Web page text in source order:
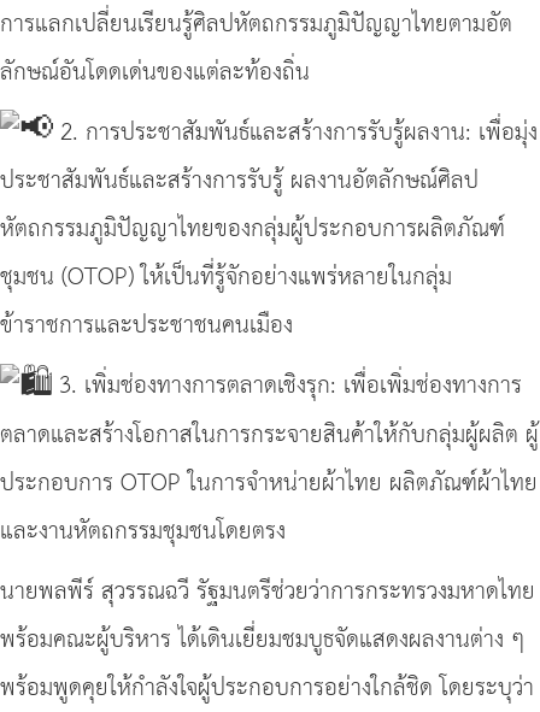
การแลกเปลี่ยนเรียนรู้ศิลปหัตถกรรมภูมิปัญญาไทยตามอัต
ลักษณ์อันโดดเด่นของแต่ละท้องถิ่น
2. การประชาสัมพันธ์และสร้างการรับรู้ผลงาน: เพื่อมุ่ง
ประชาสัมพันธ์และสร้างการรับรู้ ผลงานอัตลักษณ์ศิลป
หัตถกรรมภูมิปัญญาไทยของกลุ่มผู้ประกอบการผลิตภัณฑ์
ชุมชน (OTOP) ให้เป็นที่รู้จักอย่างแพร่หลายในกลุ่ม
ข้าราชการและประชาชนคนเมือง
3. เพิ่มช่องทางการตลาดเชิงรุก: เพื่อเพิ่มช่องทางการ
ตลาดและสร้างโอกาสในการกระจายสินค้าให้กับกลุ่มผู้ผลิต ผู้
ประกอบการ OTOP ในการจำหน่ายผ้าไทย ผลิตภัณฑ์ผ้าไทย
และงานหัตถกรรมชุมชนโดยตรง
นายพลพีร์ สุวรรณฉวี รัฐมนตรีช่วยว่าการกระทรวงมหาดไทย
พร้อมคณะผู้บริหาร ได้เดินเยี่ยมชมบูธจัดแสดงผลงานต่าง ๆ
พร้อมพูดคุยให้กำลังใจผู้ประกอบการอย่างใกล้ชิด โดยระบุว่า